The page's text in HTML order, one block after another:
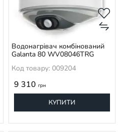
Водонагрівач комбінований
Galanta 80 WV08046TRG
Код товару: 009204
9 310 грн
КУПИТИ